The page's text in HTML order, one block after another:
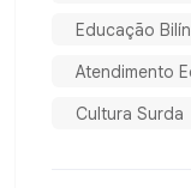
Educação
Atendimento
Cultura Surda